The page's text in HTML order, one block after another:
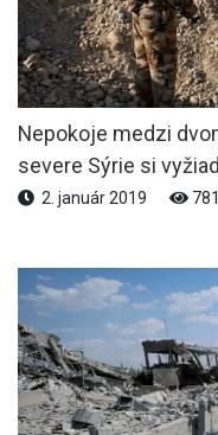
Nepokoje medzi
severe Sýrie si
2. január 2019 781